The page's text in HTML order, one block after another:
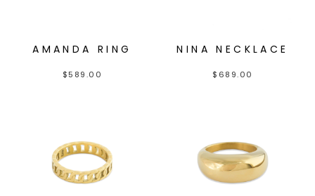
AMANDA RING
$589.00
NINA NECKLACE
$ 689.00